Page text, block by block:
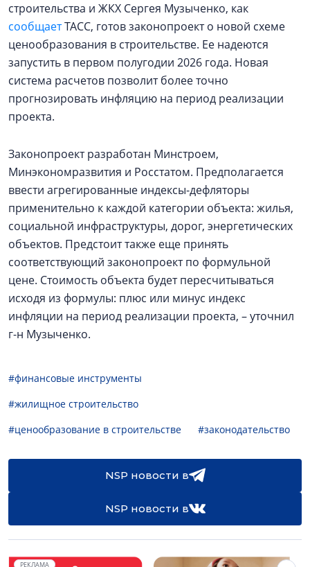
строительства и ЖКХ Сергея Музыченко, как
сообщаетТАСС, готов законопроект о новой схеме
ценообразования в строительстве. Ее надеются
запустить в первом полугодии 2026 года. Новая
система расчетов позволит более точно
прогнозировать инфляцию на период реализации
проекта.
Законопроект разработан Минстроем,
Минэкономразвития и Росстатом. Предполагается
ввести агрегированные индексы-дефляторы
применительно к каждой категории объекта: жилья,
социальной инфраструктуры, дорог, энергетических
объектов. Предстоит также еще принять
соответствующий законопроект по формульной
цене. Стоимость объекта будет пересчитываться
исходя из формулы: плюс или минус индекс
инфляции на период реализации проекта, – уточнил
г-н Музыченко.
#финансовые инструменты
#жилищное строительство
#ценообразование в строительстве
#законодательство
NSP новости в
NSP новости в
РЕКЛАМА